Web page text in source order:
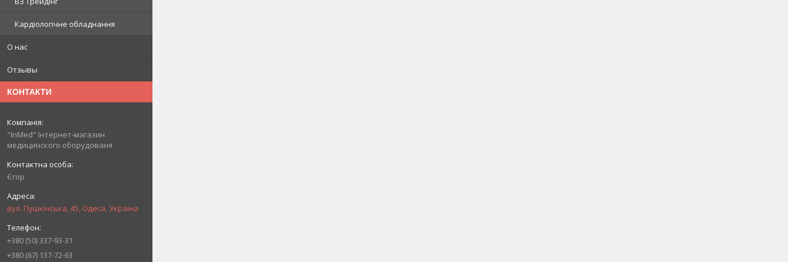
Кардіологічне обладнання
О нас
Отзывы
КОНТАКТИ
"InMed" Інтернет-магазин
медицинского оборудованя
Єгор
вул. Пушкінська, 45, Одеса, Україна
+380 (50) 337-93-31
+380 (67) 137-72-63